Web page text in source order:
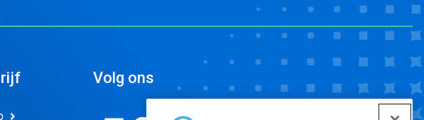
Volg ons